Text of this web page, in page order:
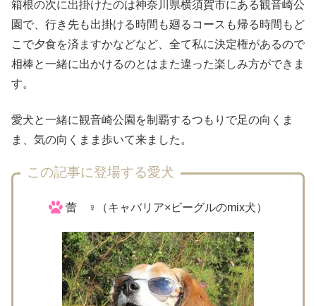
箱根の次に出掛けたのは神奈川県横須賀市にある観音崎公
園で、行き先も出掛ける時間も廻るコースも帰る時間もど
こで夕食を済ますかなどなど、全て私に決定権があるので
相棒と一緒に出かけるのとはまた違った楽しみ方ができま
す。
愛犬と一緒に観音崎公園を制覇するつもりで足の向くま
ま、気の向くまま歩いて来ました。
この記事に登場する愛犬
蕾 ♀（キャバリア×ビーグルのmix犬）